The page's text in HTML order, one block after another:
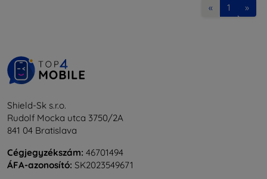
« 1 »
Shield-Sk s.r.o.
Rudolf Mocka utca 3750/2A
841 04 Bratislava
Cégjegyzékszám: 46701494
ÁFA-azonosító: SK2023549671